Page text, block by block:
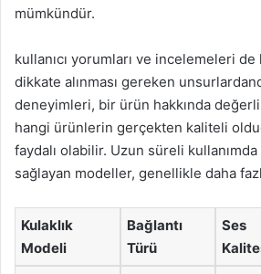
mümkündür.
kullanıcı yorumları ve incelemeleri
dikkate alınması gereken
deneyimleri, bir ürün hakkında
hangi ürünlerin gerçekten kaliteli
faydalı olabilir. Uzun süreli
sağlayan modeller, genellikle daha
Kulaklık
Modeli
Bağlantı
Türü
Ses